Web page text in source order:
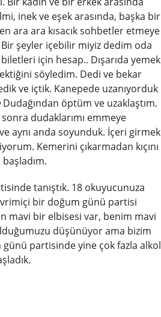
inek ve eşek arasında, başka bir
ara ara kısacık sohbetler etmeye
şeyler içebilir miyiz dedim oda
için hesap.. Dışarıda yemek
söyledim. Dedi ve bekar
ve içtik. Kanepede uzanıyorduk
öptüm ve uzaklaştım.
dudaklarımı emmeye
aynı anda soyunduk. İçeri girmek
Kemerini çıkarmadan kıçını
tanıştık. 18 okuyucunuza
bir doğum günü partisi
mavi bir elbisesi var, benim mavi
düşünüyor ama bizim
partisinde yine çok fazla alkol